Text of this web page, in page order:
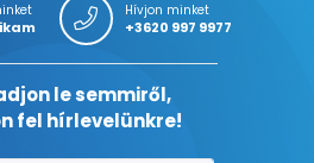
Hívjon minket
+3620 997 9977
le semmiről,
fel hírlevelünkre!